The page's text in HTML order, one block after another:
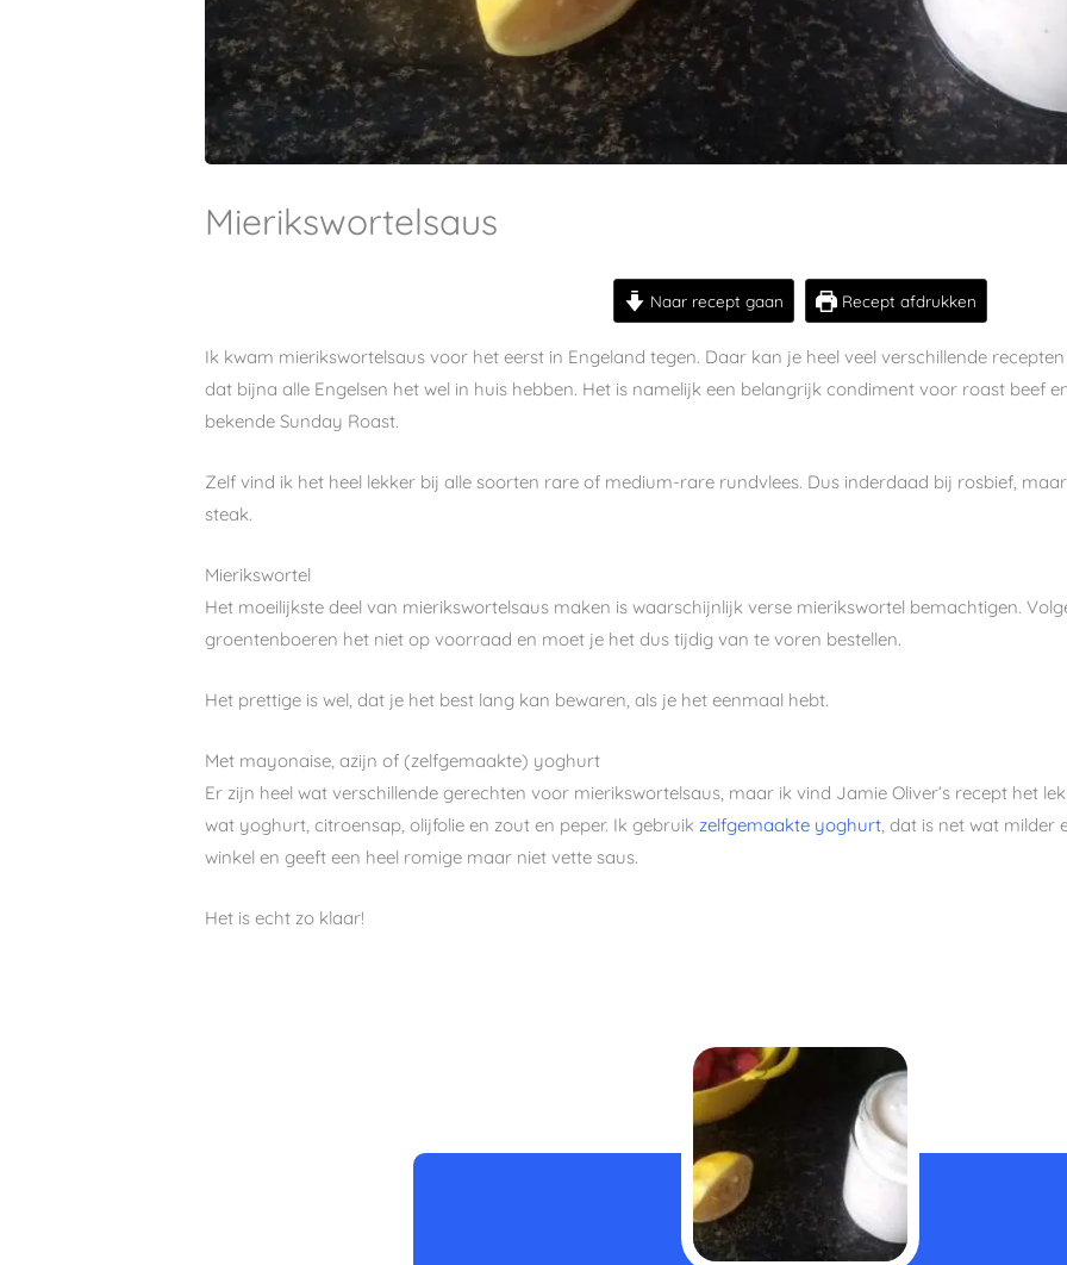
Mierikswortelsaus
Naar recept gaan Recept afdrukken
Ik kwam mierikswortelsaus voor het eerst in Engeland tegen. Daar kan je heel veel verschillende
dat bijna alle Engelsen het wel in huis hebben. Het is namelijk een belangrijk condiment voor roast beef
bekende Sunday Roast.
Zelf vind ik het heel lekker bij alle soorten rare of medium-rare rundvlees. Dus inderdaad bij rosbief,
steak.
Mierikswortel
Het moeilijkste deel van mierikswortelsaus maken is waarschijnlijk verse mierikswortel bemachtigen.
groentenboeren het niet op voorraad en moet je het dus tijdig van te voren bestellen.
Het prettige is wel, dat je het best lang kan bewaren, als je het eenmaal hebt.
Met mayonaise, azijn of (zelfgemaakte) yoghurt
Er zijn heel wat verschillende gerechten voor mierikswortelsaus, maar ik vind Jamie Oliver’s recept het
wat yoghurt, citroensap, olijfolie en zout en peper. Ik gebruik zelfgemaakte yoghurt , dat is net wat
winkel en geeft een heel romige maar niet vette saus.
Het is echt zo klaar!